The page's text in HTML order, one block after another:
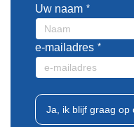
blank
Uw naam
e-mailadres
Ja, ik blijf graag op